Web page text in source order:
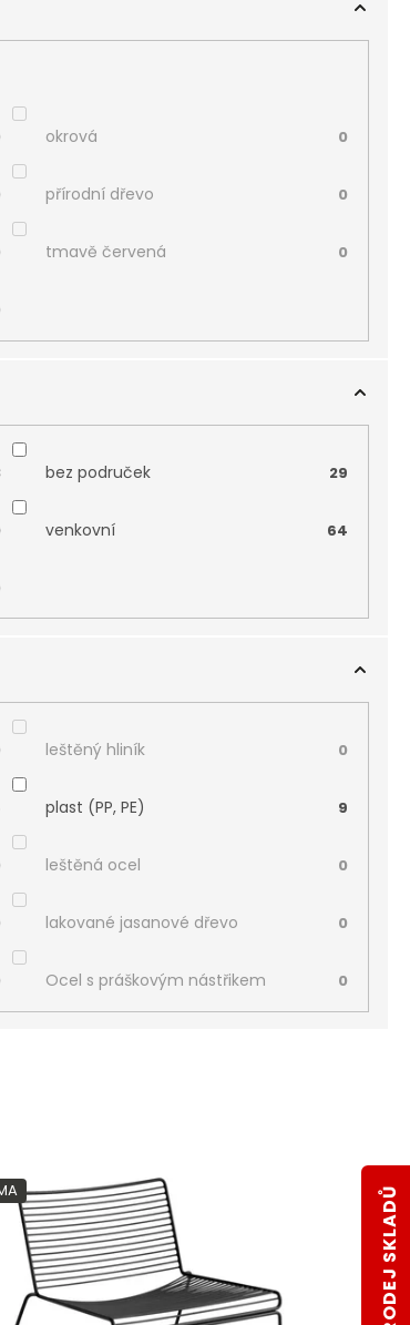
okrová 0
přírodní dřevo 0
tmavě červená 0
bez područek 29
venkovní 64
leštěný hliník 0
plast (PP, PE) 9
leštěná ocel 0
lakované jasanové dřevo 0
Ocel s práškovým nástřikem 0
VÝPRODEJ SKLADŮ